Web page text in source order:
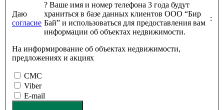
Даю
согласие
? Ваше имя и номер телефона 3 года будут
храниться в базе данных клиентов ООО “Бир
Бай” и использоваться для предоставления вам
информации об объектах недвижимости.
:
На информирование об объектах недвижимости,
предложениях и акциях
СМС
Viber
E-mail